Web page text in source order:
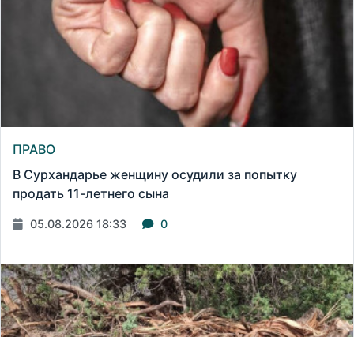
ПРАВО
В Сурхандарье женщину осудили за попытку
продать 11-летнего сына
05.08.2026 18:33 0